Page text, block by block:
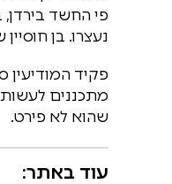
נעצרו. בן
פקיד המודיעין
מתכננים
שהוא לא פירט.
עוד באתר: